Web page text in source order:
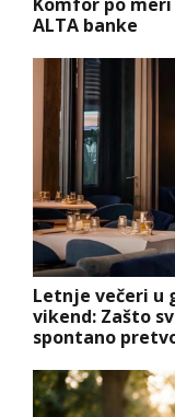
ALTA banke
Letnje večeri u
vikend: Zašto
spontano